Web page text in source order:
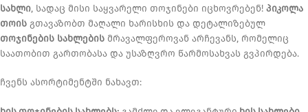
სახლი, სადაც მისი საყვარელი თოჯინები იცხოვრებენ! პიკოლა
თოის გთავაზობთ მაღალი ხარისხის და დეტალიზებულ
თოჯინების სახლების მრავალფეროვან არჩევანს, რომელიც
საათობით გართობასა და უსაზღვრო წარმოსახვას გვპირდება.
ჩვენს ასორტიმენტში ნახავთ: